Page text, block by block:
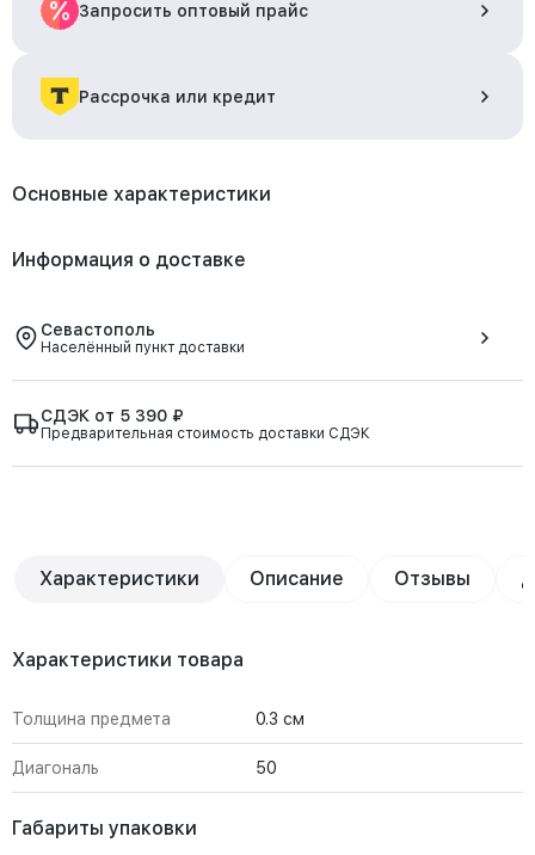
Запросить оптовый прайс
Рассрочка или кредит
Основные характеристики
Информация о доставке
Севастополь
Населённый пункт доставки
СДЭК от 5 390 ₽
Предварительная стоимость доставки СДЭК
Характеристики Описание Отзывы
Характеристики товара
Толщина предмета 0.3 см
Диагональ 50
Габариты упаковки